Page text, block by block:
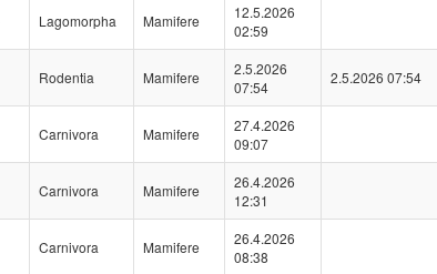
Lagomorpha Mamifere
12.5.2026
02:59
Rodentia Mamifere
2.5.2026
07:54
2.5.2026 07:54
Carnivora Mamifere
27.4.2026
09:07
Carnivora Mamifere
26.4.2026
12:31
Carnivora Mamifere
26.4.2026
08:38